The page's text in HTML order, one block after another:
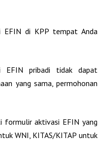
di KPP tempat Anda
EFIN pribadi tidak dapat
yang sama, permohonan
formulir aktivasi EFIN yang
WNI, KITAS/KITAP untuk